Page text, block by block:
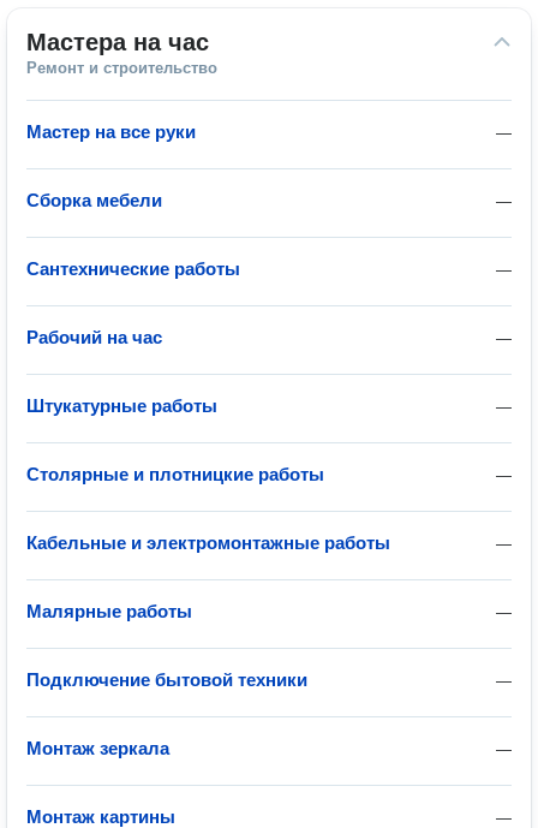
Мастера на час
Ремонт и строительство
—
Мастер на все руки
—
Сборка мебели
—
Сантехнические работы
—
Рабочий на час
—
Штукатурные работы
—
Столярные и плотницкие работы
—
Кабельные и электромонтажные работы
—
Малярные работы
—
Подключение бытовой техники
—
Монтаж зеркала
—
Монтаж картины